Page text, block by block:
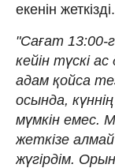
екенін жеткізді.
"Сағат 13:00-
кейін түскі
адам қойса
осында,
мүмкін емес.
жеткізе
жүгірдім.